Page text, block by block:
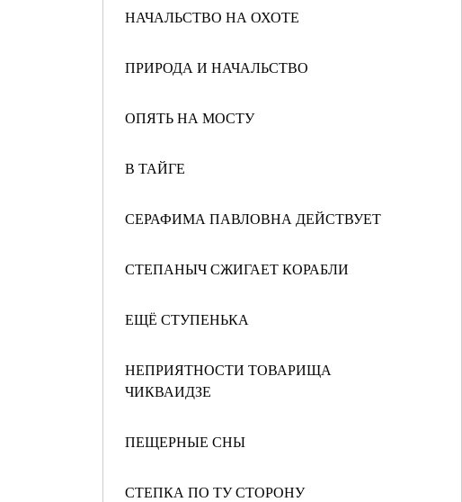
НАЧАЛЬСТВО НА ОХОТЕ
ПРИРОДА И НАЧАЛЬСТВО
ОПЯТЬ НА МОСТУ
В ТАЙГЕ
СЕРАФИМА ПАВЛОВНА ДЕЙСТВУЕТ
СТЕПАНЫЧ СЖИГАЕТ КОРАБЛИ
ЕЩЁ СТУПЕНЬКА
НЕПРИЯТНОСТИ ТОВАРИЩА
ЧИКВАИДЗЕ
ПЕЩЕРНЫЕ СНЫ
СТЕПКА ПО ТУ СТОРОНУ